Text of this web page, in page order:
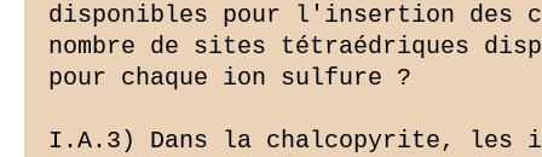
disponibles pour l'insertion
nombre de sites tétraédriques
pour chaque ion sulfure ?
I.A.3) Dans la chalcopyrite, les